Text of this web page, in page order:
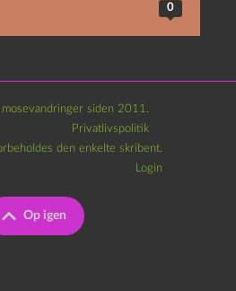
0
siden 2011.
Privatlivspolitik
Op igen
den enkelte skribent.
Login